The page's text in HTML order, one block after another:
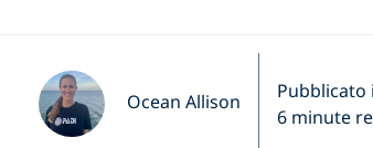
Ocean Allison
Pubblicato
6 minute